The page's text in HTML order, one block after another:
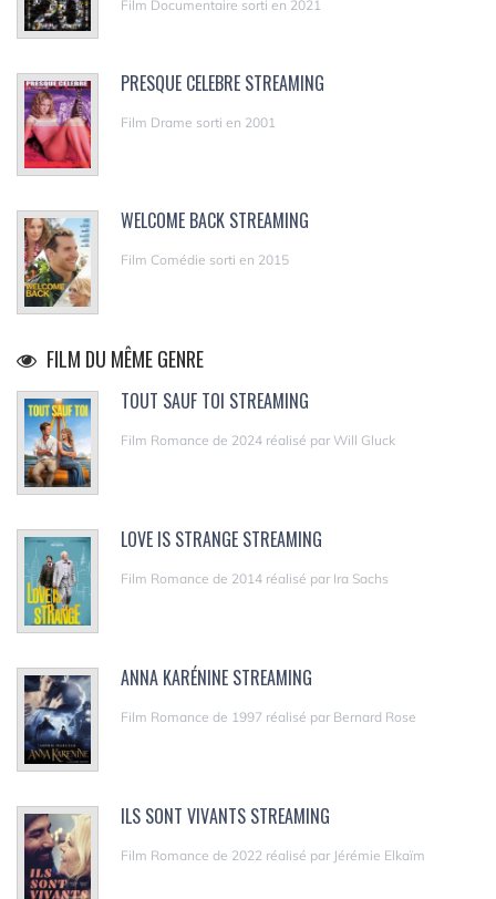
Film Documentaire sorti en 2021
PRESQUE CELEBRE STREAMING
Film Drame sorti en 2001
WELCOME BACK STREAMING
Film Comédie sorti en 2015
FILM DU MÊME GENRE
TOUT SAUF TOI STREAMING
Film Romance de 2024 réalisé par Will Gluck
LOVE IS STRANGE STREAMING
Film Romance de 2014 réalisé par Ira Sachs
ANNA KARÉNINE STREAMING
Film Romance de 1997 réalisé par Bernard Rose
ILS SONT VIVANTS STREAMING
Film Romance de 2022 réalisé par Jérémie Elkaïm